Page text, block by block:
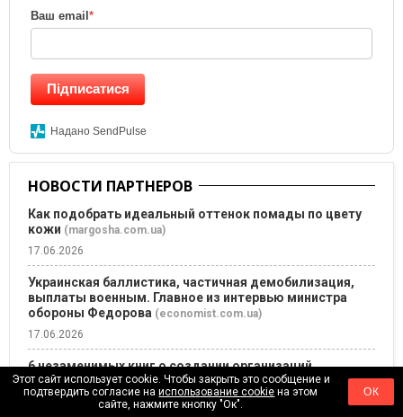
Ваш email *
Підписатися
Надано SendPulse
НОВОСТИ ПАРТНЕРОВ
Как подобрать идеальный оттенок помады по цвету
кожи (margosha.com.ua)
17.06.2026
Украинская баллистика, частичная демобилизация,
выплаты военным. Главное из интервью министра
обороны Федорова (economist.com.ua)
17.06.2026
6 незаменимых книг о создании организаций
(founder.ua)
Этот сайт использует cookie. Чтобы закрыть это сообщение и
подтвердить согласие наиспользование cookie на этом
сайте, нажмите кнопку "Ок".
ОК